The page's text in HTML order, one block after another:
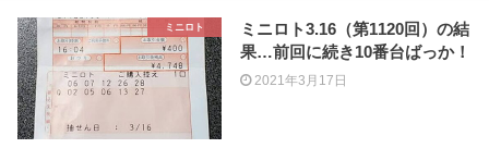
ミニロト
ミニロト3.16（第1120回）の結
果…前回に続き10番台ばっか！
2021年3月17日